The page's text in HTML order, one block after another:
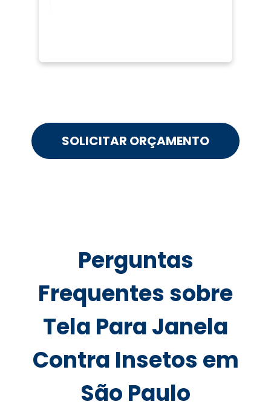
SOLICITAR ORÇAMENTO
Perguntas
Frequentes sobre
Tela Para Janela
Contra Insetos em
São Paulo